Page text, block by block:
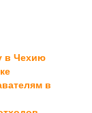
в Чехию
в